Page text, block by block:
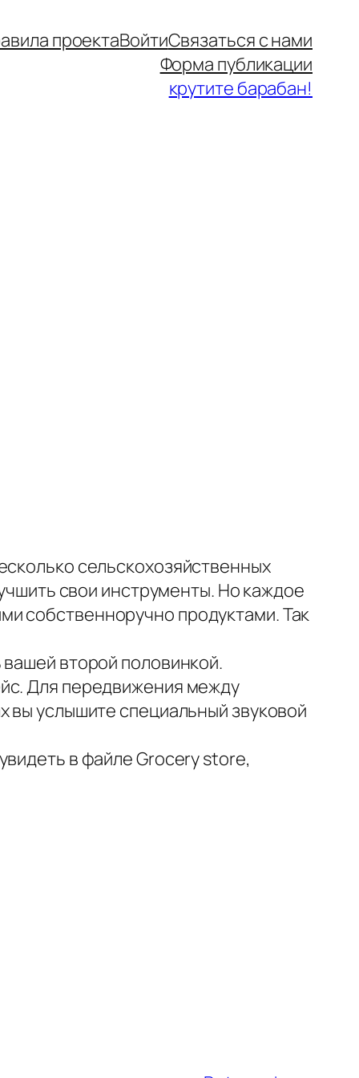
проектаВойтиСвязаться с нами
Форма публикации
крутите барабан!
сельскохозяйственных
свои инструменты. Но каждое
собственноручно продуктами. Так
второй половинкой.
Для передвижения между
вы услышите специальный звуковой
в файле Grocery store,